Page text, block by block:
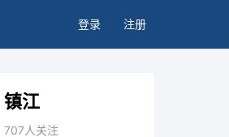
登录 注册
镇江
707人关注